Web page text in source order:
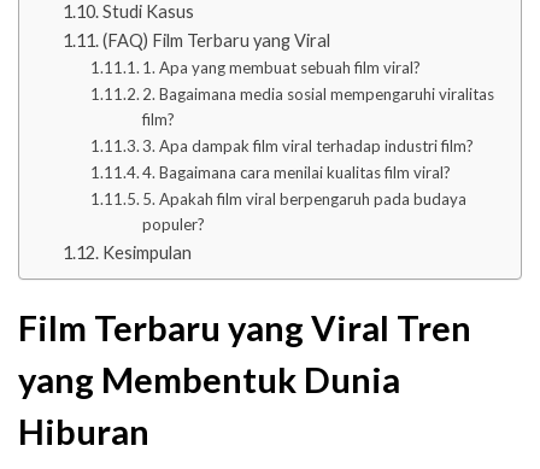
Studi Kasus
(FAQ) Film Terbaru yang Viral
1. Apa yang membuat sebuah film viral?
2. Bagaimana media sosial mempengaruhi viralitas
film?
3. Apa dampak film viral terhadap industri film?
4. Bagaimana cara menilai kualitas film viral?
5. Apakah film viral berpengaruh pada budaya
populer?
Kesimpulan
Film Terbaru yang Viral Tren
yang Membentuk Dunia
Hiburan